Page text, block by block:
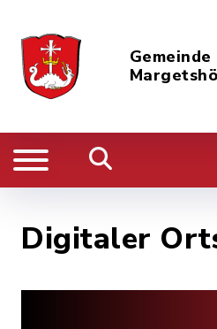
Gemeinde
Digitaler